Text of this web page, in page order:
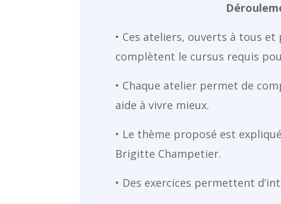
• Ces ateliers, ouverts à tous
complètent le cursus requis
• Chaque atelier permet de
aide à vivre mieux.
• Le thème proposé est
Brigitte Champetier.
• Des exercices permettent